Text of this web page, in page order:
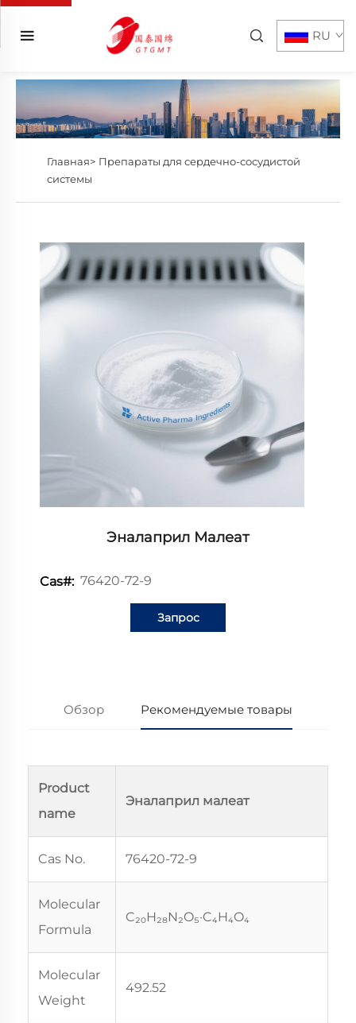
RU
Главная> Препараты для сердечно-сосудистой
системы
Эналаприл Малеат
Cas#: 76420-72-9
Запрос
Обзор Рекомендуемые товары
Product
name
Эналаприл малеат
Cas No. 76420-72-9
Molecular
Formula
C₂₀H₂₈N₂O₅·C₄H₄O₄
Molecular
Weight
492.52